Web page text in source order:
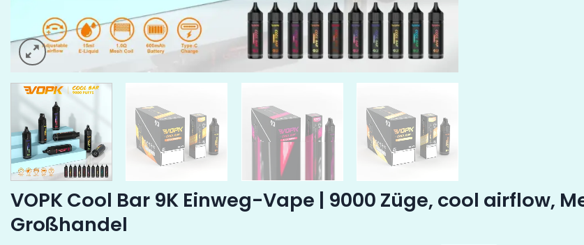
VOPK Cool Bar 9K Einweg-Vape | 9000 Züge, cool airflow,
Großhandel